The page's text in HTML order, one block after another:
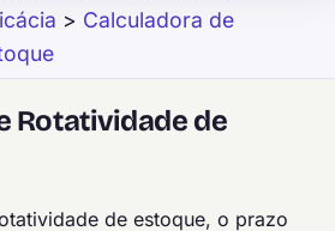
> Calculadora de
Rotatividade de
de estoque, o prazo